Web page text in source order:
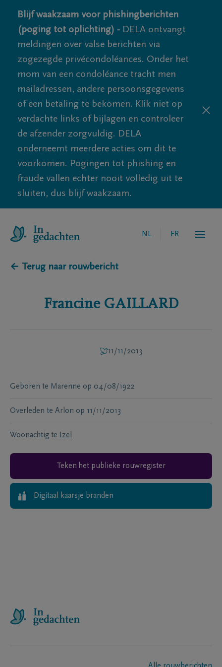
Blijf waakzaam voor phishingberichten
(poging tot oplichting) - DELA ontvangt
meldingen over valse berichten via
zogezegde privécondoléances. Onder het
mom van een condoléance tracht men
mailadressen, andere persoonsgegevens
of een betaling te bekomen. Klik niet op
verdachte links of bijlagen en controleer
de afzender zorgvuldig. DELA
onderneemt meerdere acties om dit te
voorkomen. Pogingen tot phishing en
fraude vallen echter nooit volledig uit te
sluiten, dus blijf waakzaam.
NL FR
← Terug naar rouwbericht
Francine GAILLARD
11/11/2013
Geboren te Marenne op 04/08/1922
Overleden te Arlon op 11/11/2013
Woonachtig te Izel
Teken het publieke rouwregister
Digitaal kaarsje branden